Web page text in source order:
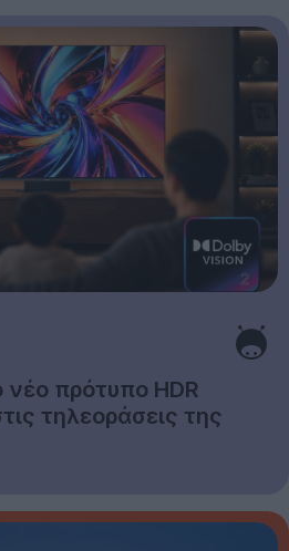
πρότυπο HDR
τηλεοράσεις της